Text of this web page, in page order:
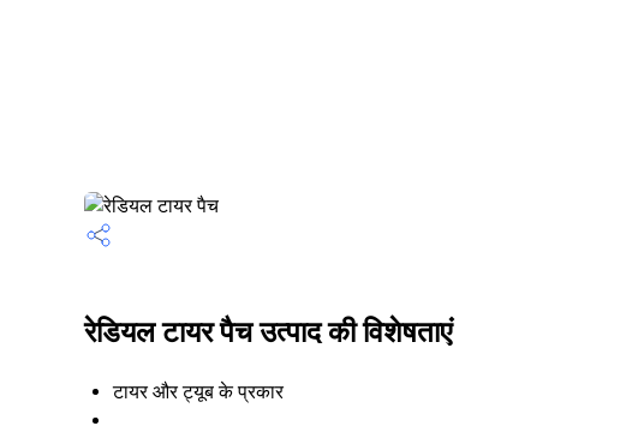
रेडियल टायर पैच उत्पाद की विशेषताएं
टायर और ट्यूब के प्रकार